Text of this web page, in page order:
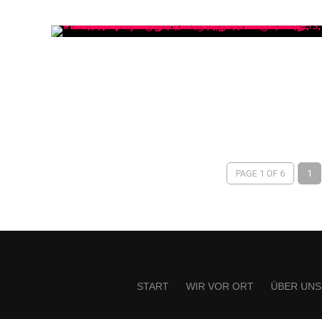
PAGE 1 OF 6 1
START WIR VOR ORT ÜBER UNS